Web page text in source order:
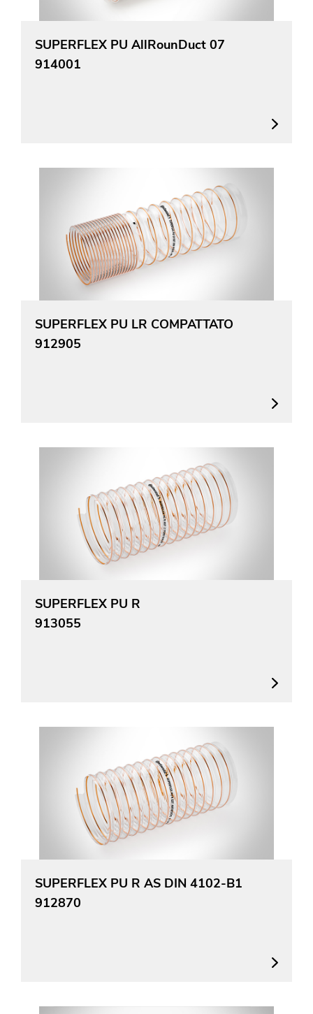
SUPERFLEX PU AllRounDuct 07
914001
SUPERFLEX PU LR COMPATTATO
912905
SUPERFLEX PU R
913055
SUPERFLEX PU R AS DIN 4102-B1
912870